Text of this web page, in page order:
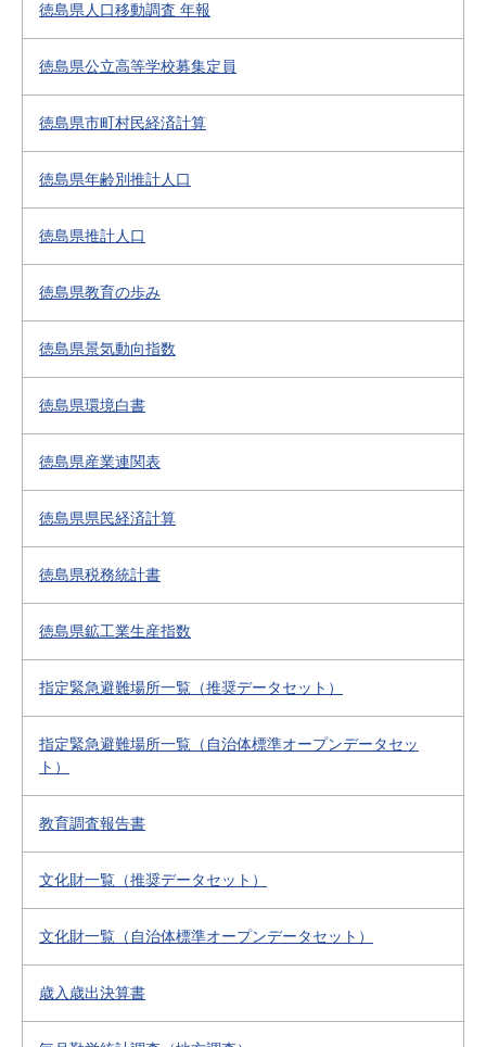
徳島県人口移動調査 年報
徳島県公立高等学校募集定員
徳島県市町村民経済計算
徳島県年齢別推計人口
徳島県推計人口
徳島県教育の歩み
徳島県景気動向指数
徳島県環境白書
徳島県産業連関表
徳島県県民経済計算
徳島県税務統計書
徳島県鉱工業生産指数
指定緊急避難場所一覧（推奨データセット）
指定緊急避難場所一覧（自治体標準オープンデータセッ
ト）
教育調査報告書
文化財一覧（推奨データセット）
文化財一覧（自治体標準オープンデータセット）
歳入歳出決算書